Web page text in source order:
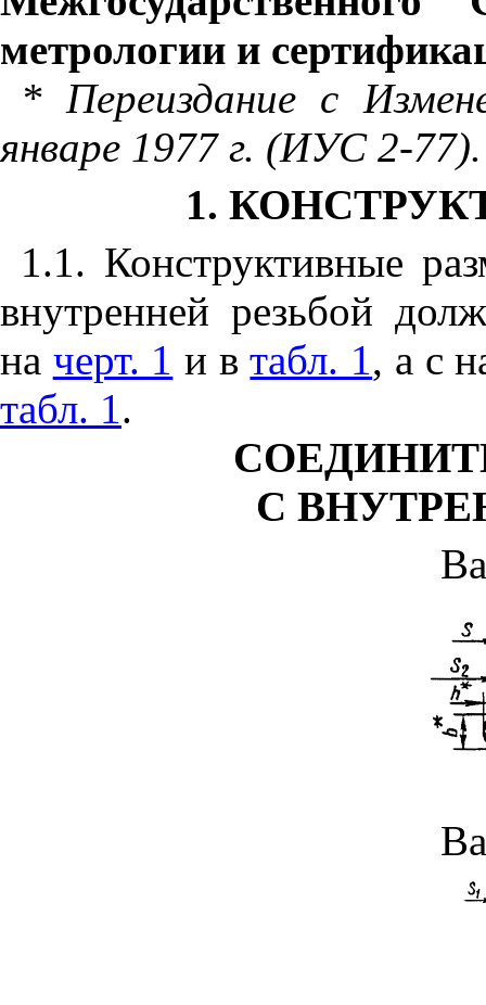
метрологии и
* Переиздание с
январе 1977 г. (ИУС 2-77).
1.
1.1. Конструктивные
внутренней резьбой
на черт. 1 и втабл. 1, а с
табл. 1.
С